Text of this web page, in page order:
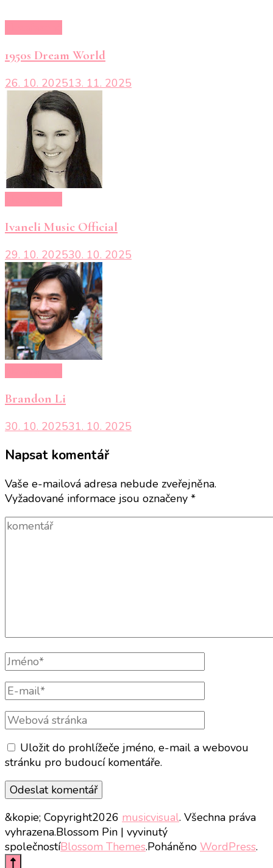
1950s Dream World
26. 10. 202513. 11. 2025
Ivaneli Music Official
29. 10. 202530. 10. 2025
Brandon Li
30. 10. 202531. 10. 2025
Napsat komentář
Vaše e-mailová adresa nebude zveřejněna.
Vyžadované informace jsou označeny *
komentář
Celé
jméno
E-
mail
Webová
stránka
Uložit do prohlížeče jméno, e-mail a webovou
stránku pro budoucí komentáře.
&kopie; Copyright2026 musicvisual. Všechna práva
vyhrazena.Blossom Pin | vyvinutý
společnostíBlossom Themes.Poháněno WordPress.